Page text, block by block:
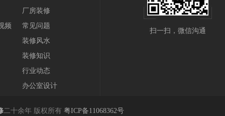
频
厂房装修
常见问题
装修风水
装修知识
行业动态
办公室设计
扫一扫，微信沟通
二十余年 版权所有 粤ICP备11068362号